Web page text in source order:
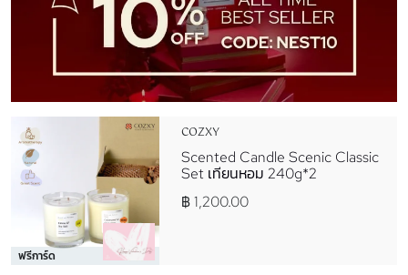
ฟรีการ์ด
COZXY
Scented Candle Scenic Classic
Set เทียนหอม 240g*2
฿ 1,200.00